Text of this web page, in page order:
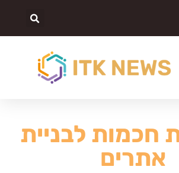
חכמות לבניית
אתרים